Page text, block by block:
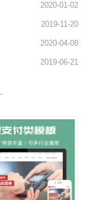
2020-01-02
2019-11-20
2020-04-08
2019-06-21